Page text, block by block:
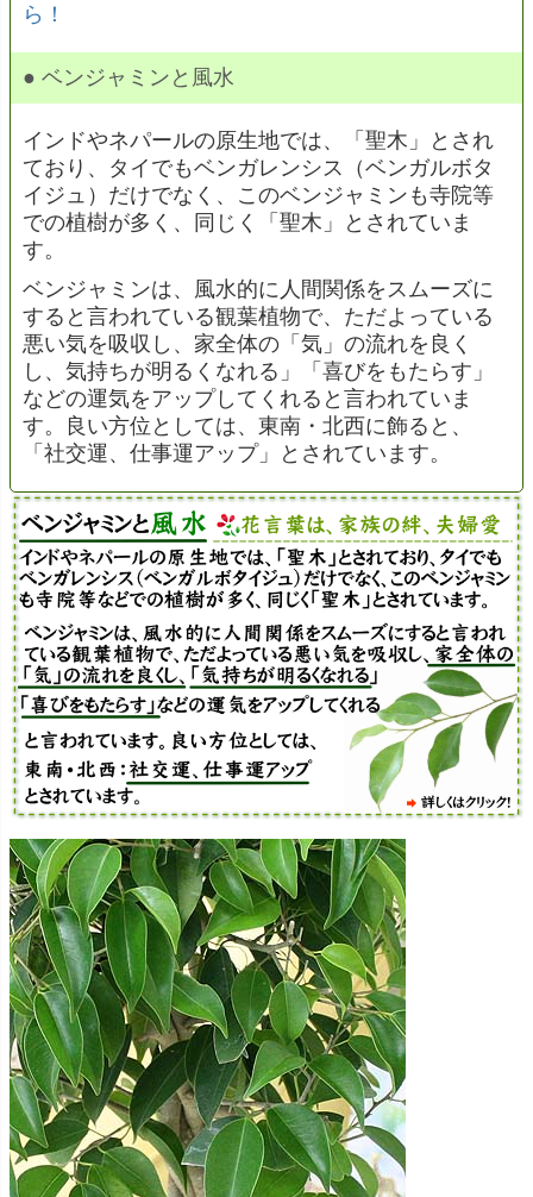
ら！
● ベンジャミンと風水
インドやネパールの原生地では、「聖木」とされ
ており、タイでもベンガレンシス（ベンガルボタ
イジュ）だけでなく、このベンジャミンも寺院等
での植樹が多く、同じく「聖木」とされていま
す。
ベンジャミンは、風水的に人間関係をスムーズに
すると言われている観葉植物で、ただよっている
悪い気を吸収し、家全体の「気」の流れを良く
し、気持ちが明るくなれる」「喜びをもたらす」
などの運気をアップしてくれると言われていま
す。良い方位としては、東南・北西に飾ると、
「社交運、仕事運アップ」とされています。